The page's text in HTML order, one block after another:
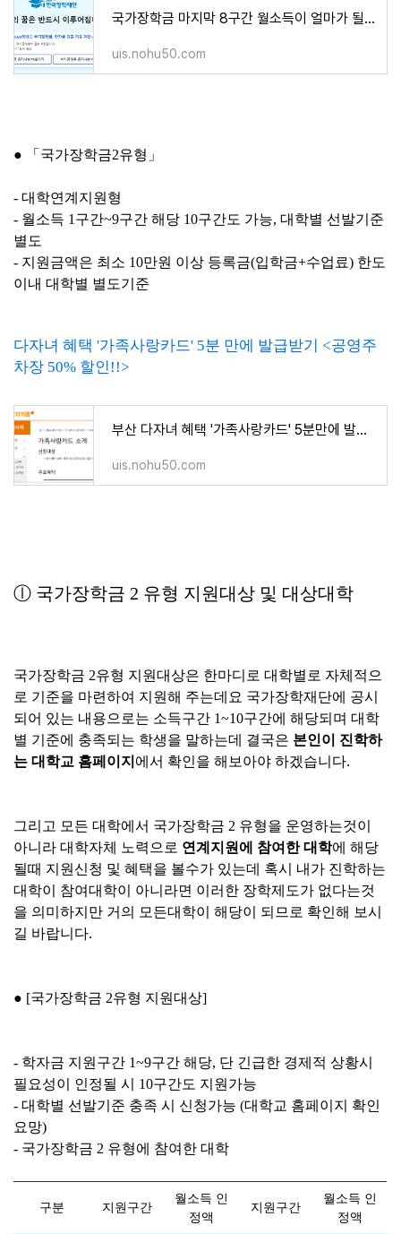
국가장학금 마지막 8구간 월소득이 얼마가 될까? <중산층도 가능>
uis.nohu50.com
● 「국가장학금2유형 」
- 대학연계지원형
- 월소득 1구간~9구간 해당 10구간도 가능, 대학별 선발기준
별도
- 지원금액은 최소 10만원 이상 등록금(입학금+수업료) 한도
이내 대학별 별도기준
다자녀 혜택 '가족사랑카드' 5분 만에 발급받기 <공영주
차장 50% 할인!!>
부산 다자녀 혜택 '가족사랑카드' 5분만에 발급받기 <공영주차장50%할인!!>
uis.nohu50.com
ⓛ 국가장학금 2 유형 지원대상 및 대상대학
국가장학금 2유형 지원대상은 한마디로 대학별로 자체적으
로 기준을 마련하여 지원해 주는데요 국가장학재단에 공시
되어 있는 내용으로는 소득구간 1~10구간에 해당되며 대학
별 기준에 충족되는 학생을 말하는데 결국은 본인이 진학하
는 대학교 홈페이지 에서 확인을 해보아야 하겠습니다.
그리고 모든 대학에서 국가장학금 2 유형을 운영하는것이
아니라 대학자체 노력으로 연계지원에 참여한 대학에 해당
될때 지원신청 및 혜택을 볼수가 있는데 혹시 내가 진학하는
대학이 참여대학이 아니라면 이러한 장학제도가 없다는것
을 의미하지만 거의 모든대학이 해당이 되므로 확인해 보시
길 바랍니다.
● [국가장학금 2유형 지원대상]
- 학자금 지원구간 1~9구간 해당, 단 긴급한 경제적 상황시
필요성이 인정될 시 10구간도 지원가능
- 대학별 선발기준 충족 시 신청가능 (대학교 홈페이지 확인
요망)
- 국가장학금 2 유형에 참여한 대학
구분 지원구간
월소득 인
정액
지원구간
월소득 인
정액